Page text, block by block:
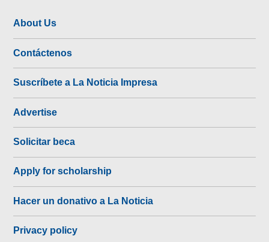
About Us
Contáctenos
Suscríbete a La Noticia Impresa
Advertise
Solicitar beca
Apply for scholarship
Hacer un donativo a La Noticia
Privacy policy